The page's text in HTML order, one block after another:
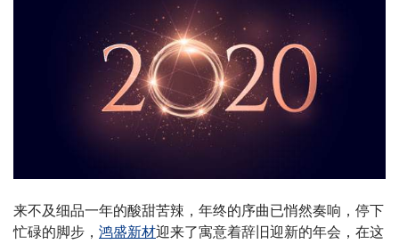
来不及细品一年的酸甜苦辣，年终的序曲已悄然奏响，停下
忙碌的脚步， 鸿盛新材迎来了寓意着辞旧迎新的年会，在这